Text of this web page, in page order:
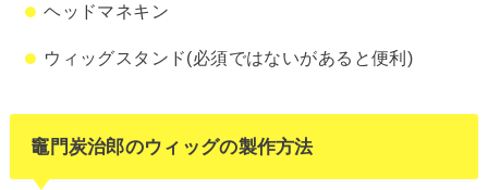
ヘッドマネキン
ウィッグスタンド(必須ではないがあると便利)
竈門炭治郎のウィッグの製作方法